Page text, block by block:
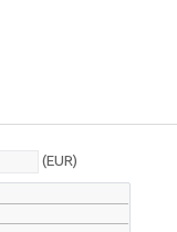
(EUR)